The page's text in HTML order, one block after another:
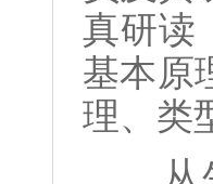
真研读
基本原
理、类
从